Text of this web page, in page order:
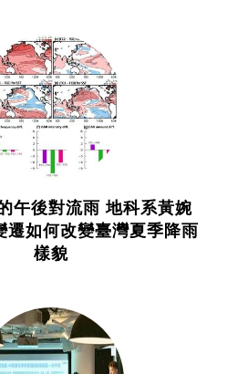
午後對流雨 地科系黃婉
遷如何改變臺灣夏季降雨
樣貌